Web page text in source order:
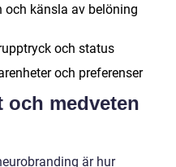
och känsla av belöning
och status
och preferenser
och medveten
är hur